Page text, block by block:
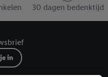
30 dagen bedenktijd
in